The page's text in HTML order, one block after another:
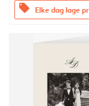
offers Elke dag lage